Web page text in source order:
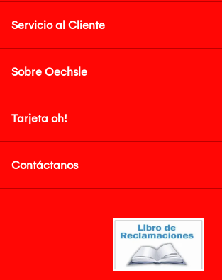
Servicio al Cliente
Sobre Oechsle
Tarjeta oh!
Contáctanos